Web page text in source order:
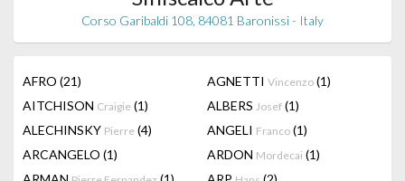
Corso Garibaldi 108, 84081 Baronissi - Italy
AFRO (21) AGNETTI Vincenzo (1)
AITCHISON Craigie (1) ALBERS Josef (1)
ALECHINSKY Pierre (4) ANGELI Franco (1)
ARCANGELO (1) ARDON Mordecai (1)